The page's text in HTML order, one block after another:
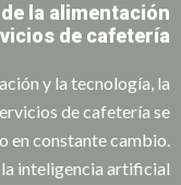
la alimentación
de cafetería
y la tecnología, la
de cafetería se
en constante cambio.
inteligencia artificial